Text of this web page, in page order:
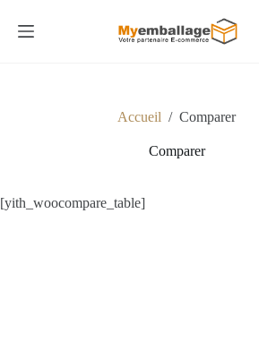
contenu
Accueil / Comparer
Comparer
[yith_woocompare_table]